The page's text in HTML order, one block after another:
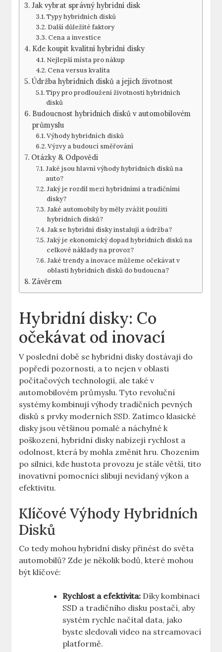
Jak vybrat správný ⁤hybridní disk
Typy hybridních disků
Další důležité faktory
Cena a ‌investice
Kde koupit kvalitní hybridní disky
Nejlepší místa pro nákup
Cena ⁤versus kvalita
Údržba hybridních ‍disků a jejich⁢ životnost
Tipy ⁣pro prodloužení životnosti hybridních
‌disků
Budoucnost hybridních ​disků v automobilovém
průmyslu
Výhody hybridních ​disků
Výzvy⁤ a budoucí směřování
Otázky ​& Odpovědi
Jaké​ jsou hlavní výhody hybridních ​disků ‌na
auto?
Jaký ⁤je ‍rozdíl mezi hybridními a tradičními
disky?
Jaké automobily by měly zvážit použití
hybridních disků?
Jak⁣ se​ hybridní disky instalují a‍ údržba?
Jaký je⁢ ekonomický dopad hybridních disků ​na
celkové náklady na ⁤provoz?
Jaké trendy a inovace ​můžeme ‍očekávat v
oblasti hybridních ‌disků do budoucna?
Závěrem
Hybridní disky: Co⁢
očekávat​ od inovací
V poslední době se hybridní disky‌ dostávají do
popředí ‌pozornosti, a to ​nejen v oblasti
⁣počítačových technologií, ale ‍také‍ v
automobilovém průmyslu. Tyto revoluční
systémy kombinují výhody tradičních pevných
disků s prvky moderních SSD. Zatímco klasické
disky jsou​ většinou ⁢pomalé a náchylné‍ k⁤
poškození, hybridní disky​ nabízejí⁣ rychlost‍ a
odolnost,‍ která ‌by mohla změnit hru. Chozením
⁢po ⁢silnici, kde hustota⁢ provozu je stále větší, ‌tito
inovativní ⁢pomocníci slibují nevídaný ⁢výkon a
efektivitu.
Klíčové Výhody Hybridních
‍Disků
Co tedy mohou hybridní ⁢disky přinést do světa
automobilů? Zde je několik bodů, které mohou
‍být klíčové:
Rychlost a ​efektivita: Díky kombinaci⁤
SSD a tradičního ‌disku postačí, aby
systém rychle načítal⁣ data, ‌jako
byste‌ sledovali ⁣video na ‌streamovací
platformě.